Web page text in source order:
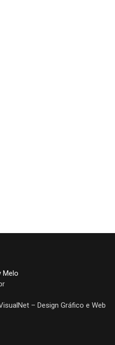
Melo
– Design Gráfico e Web